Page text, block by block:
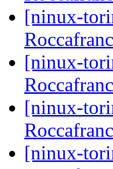
[ninux-
[ninux-
[ninux-
[ninux-